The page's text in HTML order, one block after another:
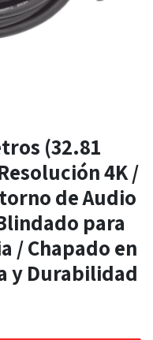
(32.81
4K /
de Audio
para
/ Chapado en
y Durabilidad